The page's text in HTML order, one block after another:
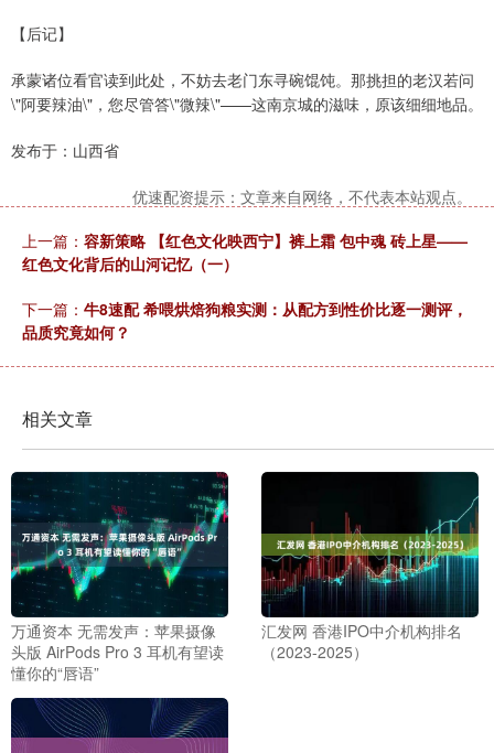
【后记】
承蒙诸位看官读到此处，不妨去老门东寻碗馄饨。那挑担的老汉若问
\"阿要辣油\"，您尽管答\"微辣\"——这南京城的滋味，原该细细地品。
发布于：山西省
优速配资提示：文章来自网络，不代表本站观点。
上一篇： 容新策略 【红色文化映西宁】裤上霜 包中魂 砖上星——
红色文化背后的山河记忆（一）
下一篇： 牛8速配 希喂烘焙狗粮实测：从配方到性价比逐一测评，
品质究竟如何？
相关文章
万通资本 无需发声：苹果摄像
头版 AirPods Pro 3 耳机有望读
懂你的“唇语”
汇发网 香港IPO中介机构排名
（2023-2025）